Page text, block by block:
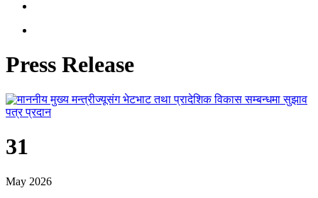
Press Release
31
May 2026